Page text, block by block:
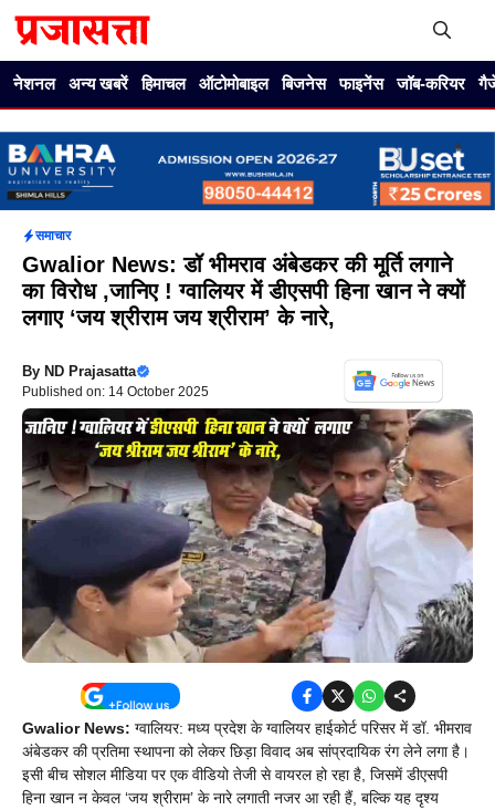
नेशनल अन्य खबरें हिमाचल ऑटोमोबाइल बिजनेस फाइनेंस जॉब-करियर
समाचार
Gwalior News: डॉ भीमराव अंबेडकर की मूर्ति लगाने
का विरोध ,जानिए ! ग्वालियर में डीएसपी हिना खान ने क्यों
लगाए ‘जय श्रीराम जय श्रीराम’ के नारे,
By ND Prajasatta
Published on: 14 October 2025
Gwalior News: ग्वालियर: मध्य प्रदेश के ग्वालियर हाईकोर्ट परिसर में डॉ. भीमराव
अंबेडकर की प्रतिमा स्थापना को लेकर छिड़ा विवाद अब सांप्रदायिक रंग लेने लगा है।
इसी बीच सोशल मीडिया पर एक वीडियो तेजी से वायरल हो रहा है, जिसमें डीएसपी
हिना खान न केवल ‘जय श्रीराम’ के नारे लगाती नजर आ रही हैं, बल्कि यह दृश्य